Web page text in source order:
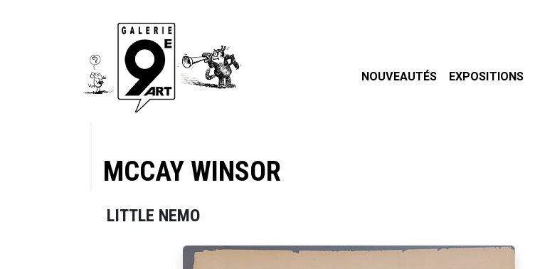
NOUVEAUTÉS EXPOSITIONS
MCCAY WINSOR
LITTLE NEMO